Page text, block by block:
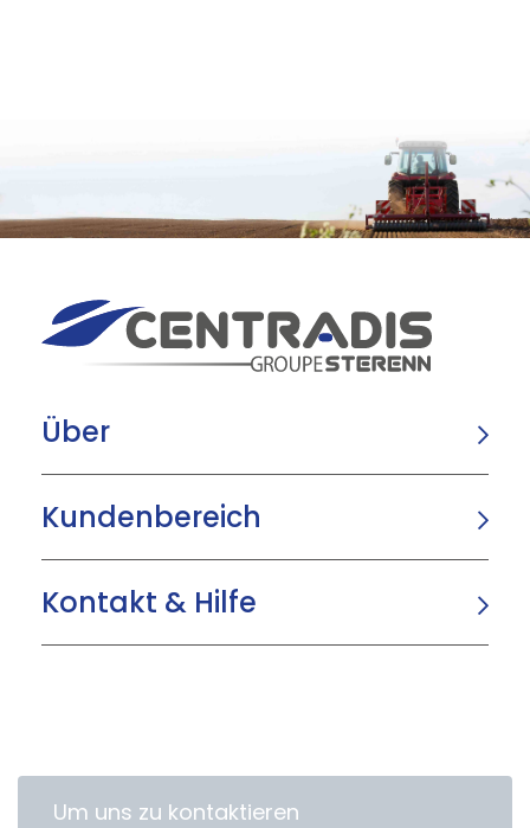
Über
Kundenbereich
Kontakt & Hilfe
Um uns zu kontaktieren